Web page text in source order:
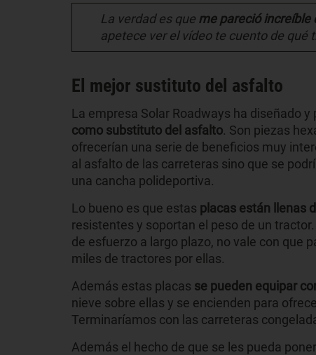
La verdad es que me pareció increíble
apetece ver el vídeo te cuento de qué
El mejor sustituto del asfalto
La empresa Solar Roadways ha diseñado
como substituto del asfalto. Son piezas
ofrecerían una serie de beneficios muy
al asfalto de las carreteras sino que se
una cancha polideportiva.
Lo bueno es que estas placas están llenas
resistentes y soportan el peso de un
de esfuerzo a largo plazo, no vale con que
miles de tractores por ellas.
Además estas placas se pueden equipar
nieve sobre ellas y se encienden para
Terminaríamos con las carreteras
Además el hecho de que se les pueda